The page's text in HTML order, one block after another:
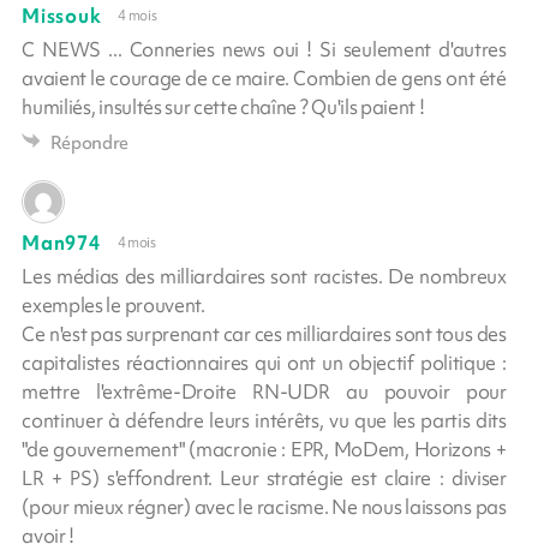
Missouk 4 mois
C NEWS ... Conneries news oui ! Si seulement d'autres
avaient le courage de ce maire. Combien de gens ont été
humiliés, insultés sur cette chaîne ? Qu'ils paient !
Répondre
Man974 4 mois
Les médias des milliardaires sont racistes. De nombreux
exemples le prouvent.
Ce n'est pas surprenant car ces milliardaires sont tous des
capitalistes réactionnaires qui ont un objectif politique :
mettre l'extrême-Droite RN-UDR au pouvoir pour
continuer à défendre leurs intérêts, vu que les partis dits
"de gouvernement" (macronie : EPR, MoDem, Horizons +
LR + PS) s'effondrent. Leur stratégie est claire : diviser
(pour mieux régner) avec le racisme. Ne nous laissons pas
avoir !